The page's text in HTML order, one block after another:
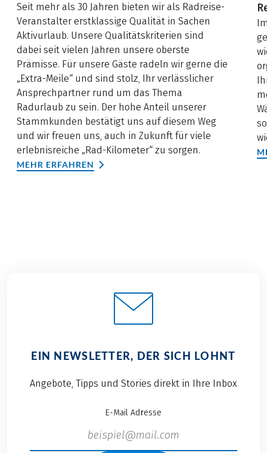
Seit mehr als 30 Jahren bieten wir als Radreise-
Veranstalter erstklassige Qualität in Sachen
Aktivurlaub. Unsere Qualitätskriterien sind
dabei seit vielen Jahren unsere oberste
Prämisse. Für unsere Gäste radeln wir gerne die
„Extra-Meile“ und sind stolz, Ihr verlässlicher
Ansprechpartner rund um das Thema
Radurlaub zu sein. Der hohe Anteil unserer
Stammkunden bestätigt uns auf diesem Weg
und wir freuen uns, auch in Zukunft für viele
erlebnisreiche „Rad-Kilometer“ zu sorgen.
MEHR ERFAHREN
EIN NEWSLETTER, DER SICH LOHNT
Angebote, Tipps und Stories direkt in Ihre Inbox
E-Mail Adresse